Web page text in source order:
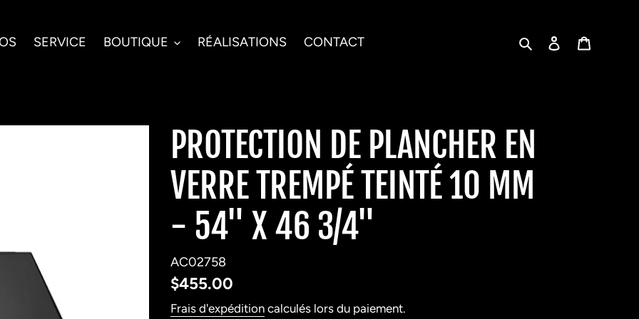
SERVICE BOUTIQUE RÉALISATIONS CONTACT RechercherSe connecter
PROTECTION DE PLANCHER EN
VERRE TREMPÉ TEINTÉ 10 MM
- 54" X 46 3/4"
AC02758
Prix
normal
$455.00
Frais d'expédition calculés lors du paiement.